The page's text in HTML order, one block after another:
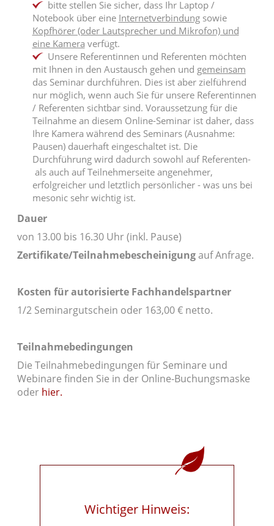
bitte stellen Sie sicher, dass Ihr Laptop /
Notebook über eine Internetverbindungsowie
Kopfhörer (oder Lautsprecher und Mikrofon) und
eine Kamera verfügt.
Unsere Referentinnen und Referenten möchten
mit Ihnen in den Austausch gehen und gemeinsam
das Seminar durchführen. Dies ist aber zielführend
nur möglich, wenn auch Sie für unsere Referentinnen
/ Referenten sichtbar sind. Voraussetzung für die
Teilnahme an diesem Online-Seminar ist daher, dass
Ihre Kamera während des Seminars (Ausnahme:
Pausen) dauerhaft eingeschaltet ist. Die
Durchführung wird dadurch sowohl auf Referenten-
als auch auf Teilnehmerseite angenehmer,
erfolgreicher und letztlich persönlicher - was uns bei
mesonic sehr wichtig ist.
Dauer
von 13.00 bis 16.30 Uhr (inkl. Pause)
Zertifikate/Teilnahmebescheinigungauf Anfrage.
Kosten für autorisierte Fachhandelspartner
1/2 Seminargutschein oder 163,00 € netto.
Teilnahmebedingungen
Die Teilnahmebedingungen für Seminare und
Webinare finden Sie in der Online-Buchungsmaske
oder hier.
Wichtiger Hinweis: